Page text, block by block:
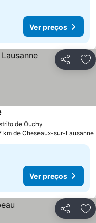
Ver preços
Partilhar
de Ouchy
km de Cheseaux-sur-Lausanne
Ver preços
Partilhar